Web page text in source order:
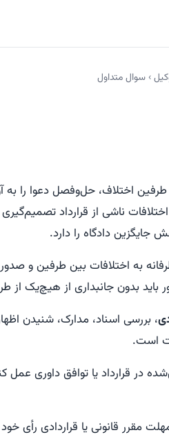
› سوال متداول
اختلاف، حل‌وفصل دعوا را به
ناشی از قرارداد
جایگزین دادگاه را دارد.
به اختلافات بین طرفین و
باید بدون جانبداری از هیچ‌یک از
، بررسی اسناد، مدارک، شنیدن
است.
در قرارداد یا توافق داوری عمل
مقرر قانونی یا قراردادی رأی